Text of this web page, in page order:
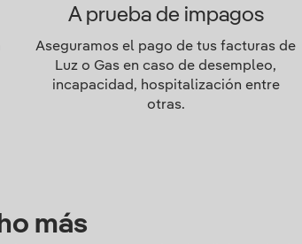
A prueba de impagos
Aseguramos el pago de tus facturas de
Luz o Gas en caso de desempleo,
incapacidad, hospitalización entre
otras.
más